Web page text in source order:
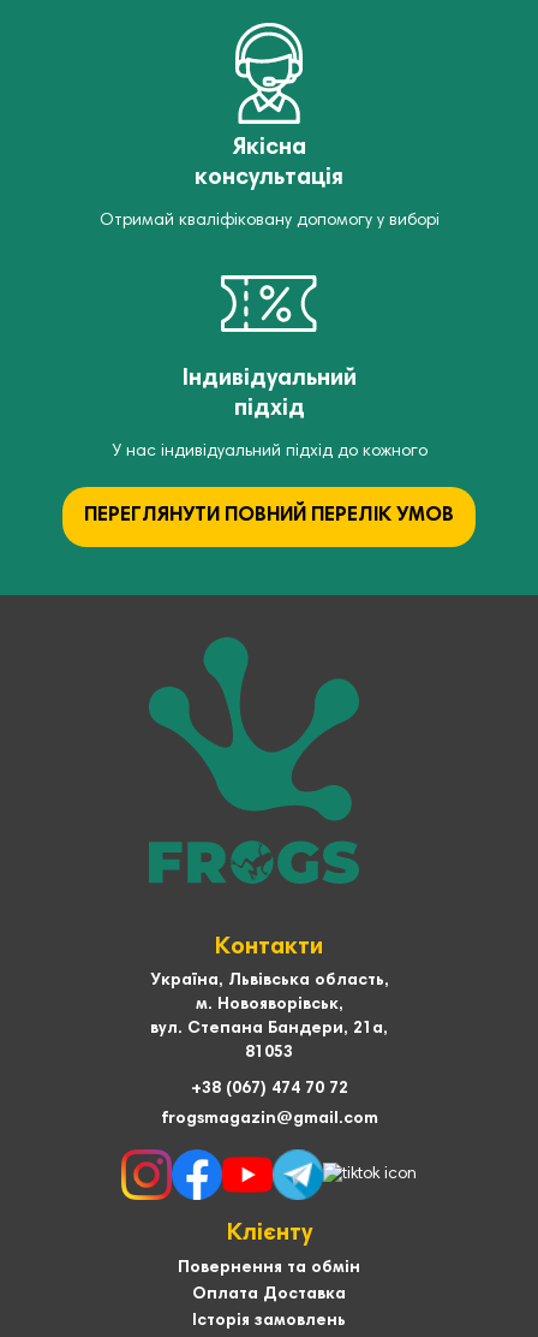
Якісна
консультація
Отримай кваліфіковану допомогу у виборі
Індивідуальний
підхід
У нас індивідуальний підхід до кожного
ПЕРЕГЛЯНУТИ ПОВНИЙ ПЕРЕЛІК УМОВ
Контакти
Україна, Львівська область,
м. Новояворівськ,
вул. Степана Бандери, 21а,
81053
+38 (067) 474 70 72
frogsmagazin@gmail.com
Клієнту
Повернення та обмін
Оплата Доставка
Історія замовлень